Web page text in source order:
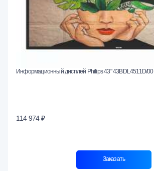
Информационный дисплей Philips 43" 43BDL4511D/00
114 974 ₽
Заказать